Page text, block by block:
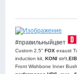
#правильныйцвет
Custom 2.5"FOX exaust
induction kit,KONI str!t,
Front Wishbone Inner